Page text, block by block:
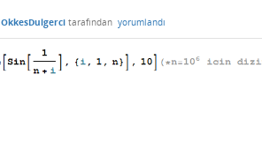
OkkesDulgerci tarafından yorumlandı